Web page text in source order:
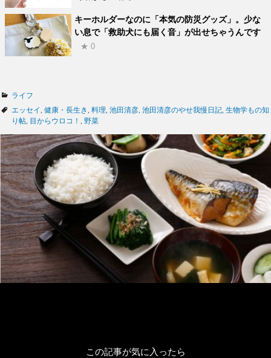
キーホルダーなのに「本気の防災グッズ」。少な
い息で「救助犬にも届く音」が出せちゃうんです
★ 0
カ
ゴ
ー
ライフ
タ
グ
エッセイ 健康・長生き 料理 池田清彦 池田清彦のやせ我慢日記 生物学もの知
り帖
目からウロコ！ 野菜
この記事が気に入ったら